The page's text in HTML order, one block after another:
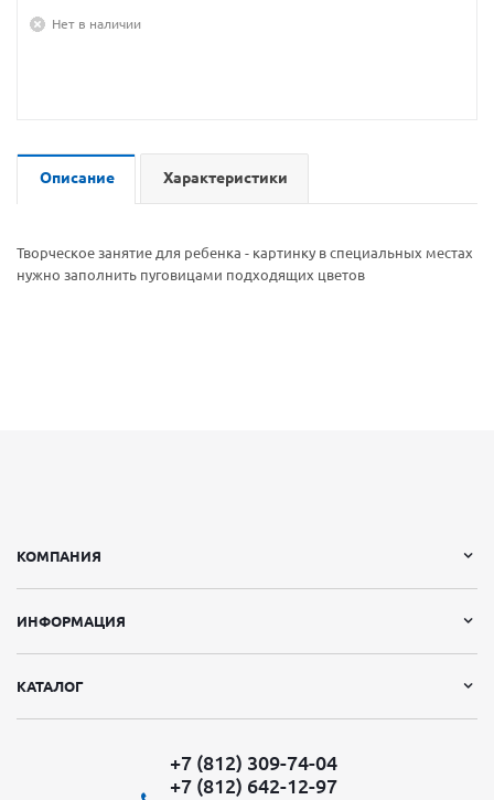
Нет в наличии
Описание Характеристики
Творческое занятие для ребенка - картинку в специальных местах
нужно заполнить пуговицами подходящих цветов
КОМПАНИЯ
ИНФОРМАЦИЯ
КАТАЛОГ
+7 (812) 309-74-04
+7 (812) 642-12-97